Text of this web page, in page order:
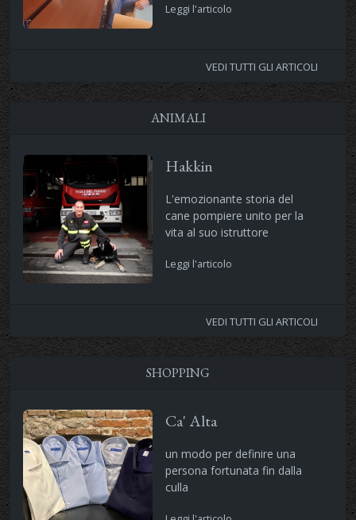
Leggi l'articolo
VEDI TUTTI GLI ARTICOLI
ANIMALI
Hakkin
L'emozionante storia del
cane pompiere unito per la
vita al suo istruttore
Leggi l'articolo
VEDI TUTTI GLI ARTICOLI
SHOPPING
Ca' Alta
un modo per definire una
persona fortunata fin dalla
culla